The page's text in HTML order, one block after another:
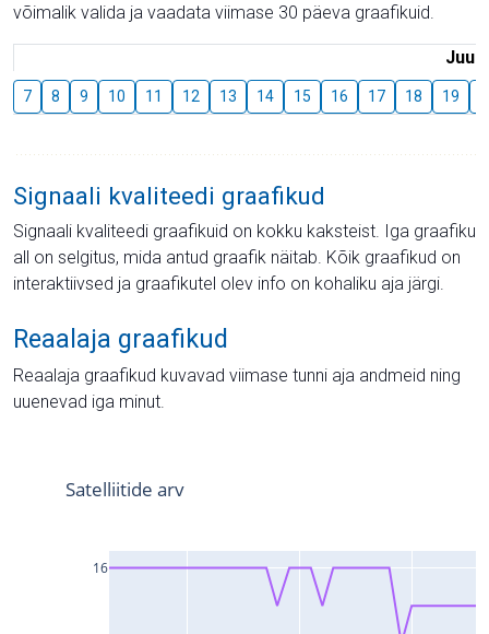
võimalik valida ja vaadata viimase 30 päeva graafikuid.
Juuli
7 8 9 10 11 12 13 14 15 16 17 18 19
Signaali kvaliteedi graafikud
Signaali kvaliteedi graafikuid on kokku kaksteist. Iga graafiku
all on selgitus, mida antud graafik näitab. Kõik graafikud on
interaktiivsed ja graafikutel olev info on kohaliku aja järgi.
Reaalaja graafikud
Reaalaja graafikud kuvavad viimase tunni aja andmeid ning
uuenevad iga minut.